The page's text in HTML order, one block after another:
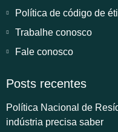
Política de código de
Trabalhe conosco
Fale conosco
Posts recentes
Política Nacional de
indústria precisa saber